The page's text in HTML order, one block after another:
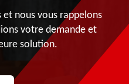
et nous vous rappelons
votre demande et
solution.